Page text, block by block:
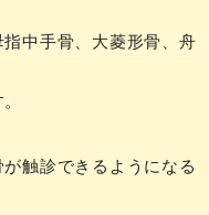
中手骨、大菱形骨、舟
触診できるようになる